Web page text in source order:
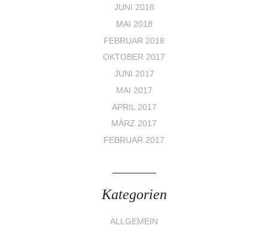
JUNI 2018
MAI 2018
FEBRUAR 2018
OKTOBER 2017
JUNI 2017
MAI 2017
APRIL 2017
MÄRZ 2017
FEBRUAR 2017
Kategorien
ALLGEMEIN